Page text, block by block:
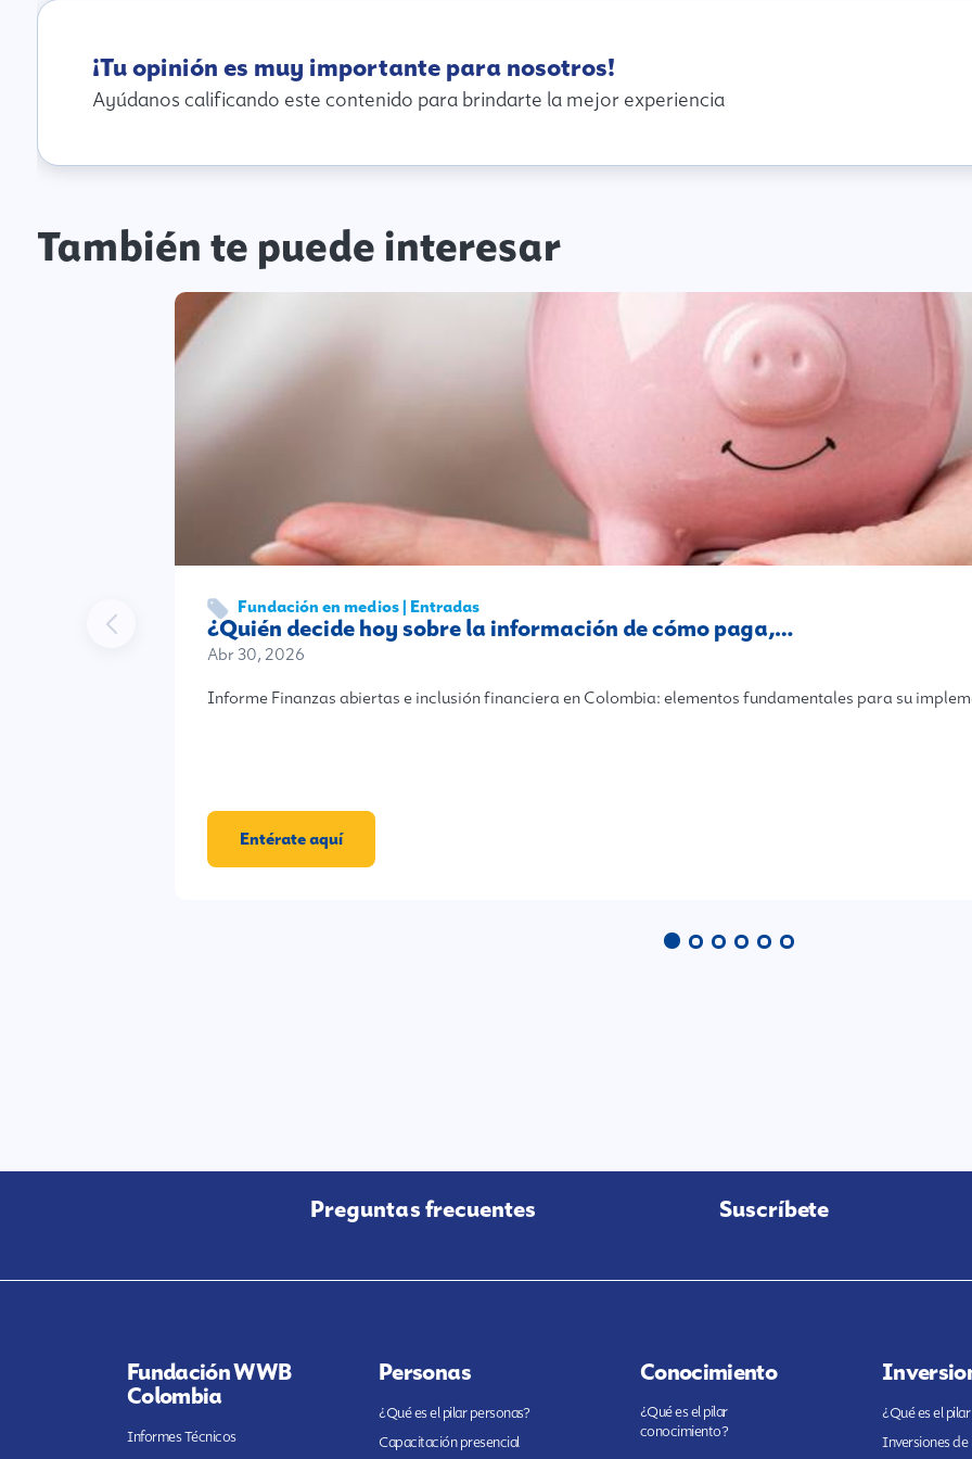
¡Tu opinión es muy importante para nosotros!
Ayúdanos calificando este contenido para brindarte la mejor experiencia
También te puede interesar
Fundación en medios | Entradas
¿Quién decide hoy sobre la información de cómo paga,…
Abr 30, 2026
Informe Finanzas abiertas e inclusión financiera en Colombia: elementos fundamentales para su
Entérate aquí
Preguntas frecuentes Suscríbete
Fundación WWB
Colombia
Informes Técnicos
Personas
¿Qué es el pilar personas?
Capacitación presencial
Conocimiento
¿Qué es el pilar
conocimiento?
¿Qué es el
Inversiones